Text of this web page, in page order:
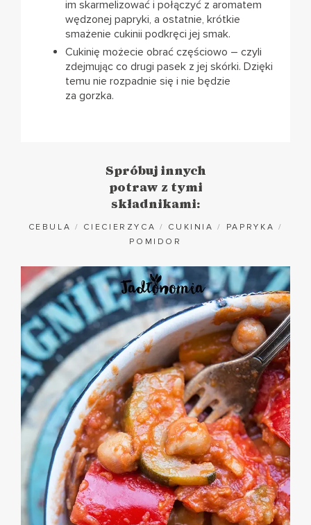
im skarmelizować i połączyć z aromatem
wędzonej papryki, a ostatnie, krótkie
smażenie cukinii podkręci jej smak.
Cukinię możecie obrać częściowo – czyli
zdejmując co drugi pasek z jej skórki. Dzięki
temu nie rozpadnie się i nie będzie
za gorzka.
Spróbuj innych
potraw z tymi
składnikami:
CEBULA / CIECIERZYCA / CUKINIA / PAPRYKA /
POMIDOR